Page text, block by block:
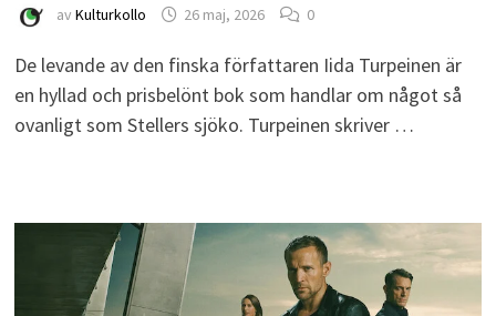
av Kulturkollo 26 maj, 2026 0
De levande av den finska författaren Iida Turpeinen är
en hyllad och prisbelönt bok som handlar om något så
ovanligt som Stellers sjöko. Turpeinen skriver …